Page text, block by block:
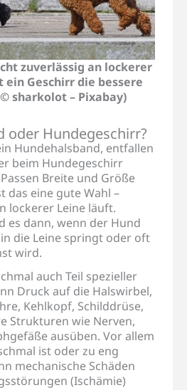
zuverlässig an lockerer
ein Geschirr die bessere
sharkolot – Pixabay)
oder Hundegeschirr?
Hundehalsband, entfallen
beim Hundegeschirr
Breite und Größe
das eine gute Wahl –
lockerer Leine läuft.
es dann, wenn der Hund
die Leine springt oder oft
wird.
auch Teil spezieller
Druck auf die Halswirbel,
Kehlkopf, Schilddrüse,
Strukturen wie Nerven,
ausüben. Vor allem
ist oder zu eng
mechanische Schäden
(Ischämie)